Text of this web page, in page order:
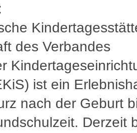
des Verbandes
ist ein
nach der Geburt
Derzeit